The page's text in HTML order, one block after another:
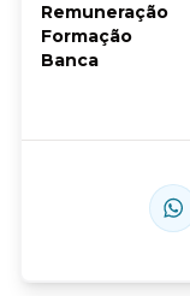
Remuneração
Formação
Banca